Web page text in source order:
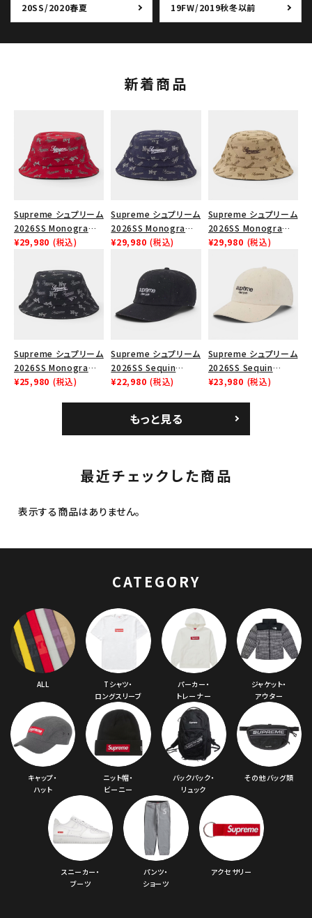
20SS/2020春夏 19FW/2019秋冬以前
新着商品
Supreme シュプリーム
2026SS Monogram
Crusher Hat モノグラ
レッド
¥29,980 (税込)
Supreme シュプリーム
2026SS Monogram
Crusher Hat モノグラ
ネイビー
¥29,980 (税込)
Supreme シュプリーム
2026SS Monogram
Crusher Hat モノグラ
¥29,980 (税込)
Supreme シュプリーム
2026SS Monogram
Crusher Hat モノグラ
¥25,980 (税込)
Supreme シュプリーム
2026SS Sequin
Denim Classic Logo
6パネルキャップ インデ
ィゴ
¥22,980 (税込)
Supreme シュプリーム
2026SS Sequin
Denim Classic Logo
6パネルキャップ ナチュ
ラル
¥23,980 (税込)
もっと見る
最近チェックした商品
表示する商品はありません。
CATEGORY
ALL
Tシャツ・
ロングスリーブ
パーカー・
トレーナー
ジャケット・
アウター
キャップ・
ハット
ニット帽・
ビーニー
バックパック・
リュック
その他バッグ類
スニーカー・
ブーツ
パンツ・
ショーツ
アクセサリー